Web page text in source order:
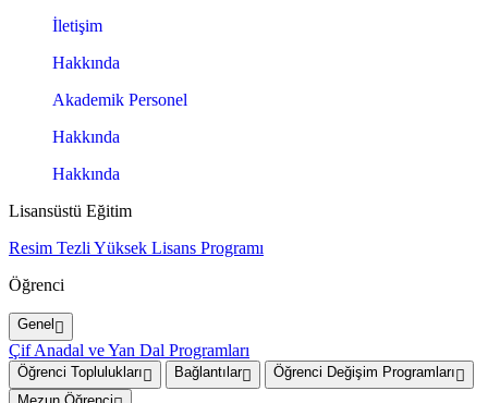
İletişim
Hakkında
Akademik Personel
Hakkında
Hakkında
Lisansüstü Eğitim
Resim Tezli Yüksek Lisans Programı
Öğrenci
Genel
Çif Anadal ve Yan Dal Programları
Öğrenci Toplulukları Bağlantılar
Öğrenci Değişim Programları